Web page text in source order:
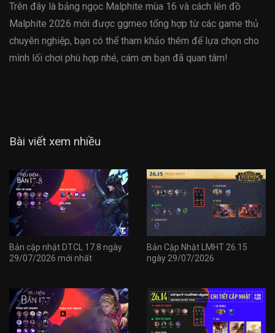
Trên đây là bảng ngọc Malphite mùa 16 và cách lên đồ
Malphite 2026 mới được ggmeo tổng hợp từ các game thủ
chuyên nghiệp, bạn có thể tham khảo thêm để lựa chọn cho
mình lối chơi phù hợp nhé, cám ơn bạn đã quan tâm!
Bài viết xem nhiều
Bản cập nhật DTCL 17.8 ngày
29/07/2026 mới nhất
Bản Cập Nhật LMHT 26.15
ngày 29/07/2026